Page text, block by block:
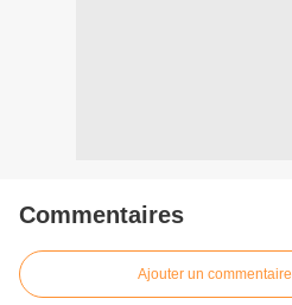
Commentaires
Ajouter un commentaire